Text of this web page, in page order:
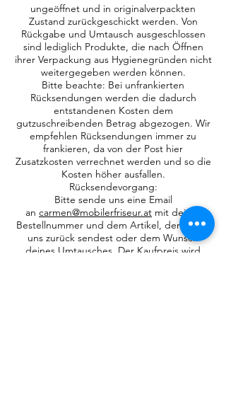
ungeöffnet und in originalverpackten
Zustand zurückgeschickt werden. Von
Rückgabe und Umtausch ausgeschlossen
sind lediglich Produkte, die nach Öffnen
ihrer Verpackung aus Hygienegründen nicht
weitergegeben werden können.
Bitte beachte: Bei unfrankierten
Rücksendungen werden die dadurch
entstandenen Kosten dem
gutzuschreibenden Betrag abgezogen. Wir
empfehlen Rücksendungen immer zu
frankieren, da von der Post hier
Zusatzkosten verrechnet werden und so die
Kosten höher ausfallen.
Rücksendevorgang:
Bitte sende uns eine Email
an carmen@mobilerfriseur.at mit deiner
Bestellnummer und dem Artikel, den du zu
uns zurück sendest oder dem Wunsch
deines Umtausches. Der Kaufpreis wird